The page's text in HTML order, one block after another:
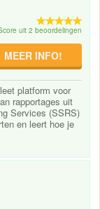
uit 2 beoordelingen
MEER INFO!
platform voor
rapportages uit
Services (SSRS)
en leert hoe je